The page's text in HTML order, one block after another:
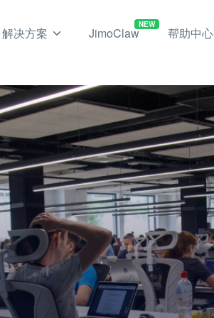
解决方案 JimoClaw
NEW
帮助中心